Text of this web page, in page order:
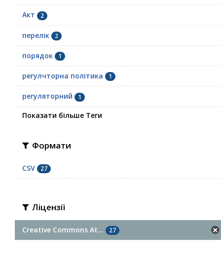
Акт 2
перелік 2
порядок 1
регулчторна політика 1
регуляторний 1
Показати більше Теги
Формати
CSV 27
Ліцензії
Creative Commons At... 27